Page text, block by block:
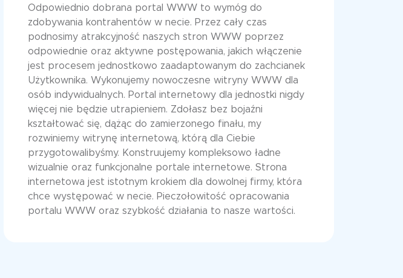
Odpowiednio dobrana portal WWW to wymóg do
zdobywania kontrahentów w necie. Przez cały czas
podnosimy atrakcyjność naszych stron WWW poprzez
odpowiednie oraz aktywne postępowania, jakich włączenie
jest procesem jednostkowo zaadaptowanym do zachcianek
Użytkownika. Wykonujemy nowoczesne witryny WWW dla
osób indywidualnych. Portal internetowy dla jednostki nigdy
więcej nie będzie utrapieniem. Zdołasz bez bojaźni
kształtować się, dążąc do zamierzonego finału, my
rozwiniemy witrynę internetową, którą dla Ciebie
przygotowalibyśmy. Konstruujemy kompleksowo ładne
wizualnie oraz funkcjonalne portale internetowe. Strona
internetowa jest istotnym krokiem dla dowolnej firmy, która
chce występować w necie. Pieczołowitość opracowania
portalu WWW oraz szybkość działania to nasze wartości.